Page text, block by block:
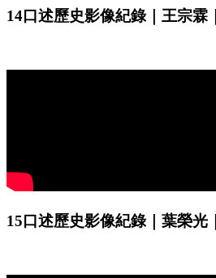
14口述歷史影像紀錄｜王宗霖｜
15口述歷史影像紀錄｜葉榮光｜